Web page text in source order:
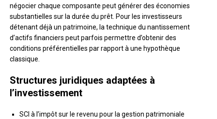
négocier chaque composante peut générer des économies
substantielles sur la durée du prêt. Pour les investisseurs
détenant déjà un patrimoine, la technique du nantissement
d’actifs financiers peut parfois permettre d’obtenir des
conditions préférentielles par rapport à une hypothèque
classique.
Structures juridiques adaptées à
l’investissement
SCI à l’impôt sur le revenu pour la gestion patrimoniale